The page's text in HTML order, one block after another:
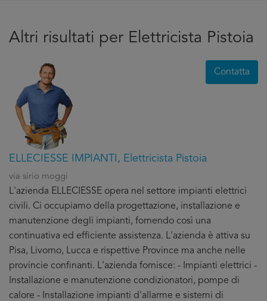
Altri risultati per Elettricista Pistoia
ELLECIESSE IMPIANTI, Elettricista Pistoia
via sirio moggi
L'azienda ELLECIESSE opera nel settore impianti elettrici
civili. Ci occupiamo della progettazione, installazione e
manutenzione degli impianti, fornendo così una
continuativa ed efficiente assistenza. L'azienda è attiva su
Pisa, Livorno, Lucca e rispettive Province ma anche nelle
provincie confinanti. L'azienda fornisce: - Impianti elettrici -
Installazione e manutenzione condizionatori, pompe di
calore - Installazione impianti d'allarme e sistemi di
Contatta